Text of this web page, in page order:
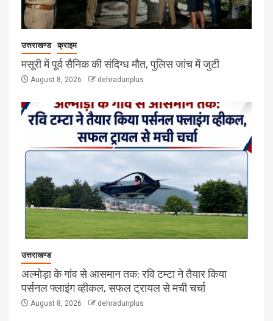
उत्तराखण्ड क्राइम
मसूरी में पूर्व सैनिक की संदिग्ध मौत, पुलिस जांच में जुटी
August 8, 2026 dehradunplus
उत्तराखण्ड
अल्मोड़ा के गांव से आसमान तक: रवि टम्टा ने तैयार किया
पर्सनल फ्लाइंग व्हीकल, सफल ट्रायल से मची चर्चा
August 8, 2026 dehradunplus